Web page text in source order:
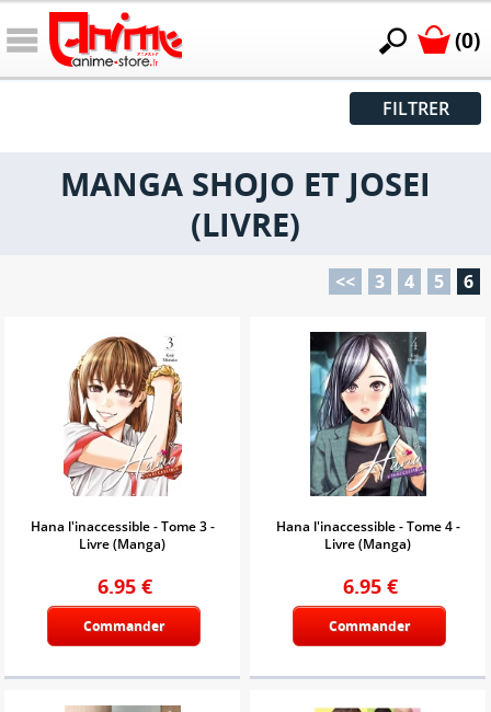
(0)
FILTRER
MANGA SHOJO ET JOSEI
(LIVRE)
<< 3 4 5 6
Hana l'inaccessible - Tome 3 -
Livre (Manga)
6.95 €
Commander
Hana l'inaccessible - Tome 4 -
Livre (Manga)
6.95 €
Commander